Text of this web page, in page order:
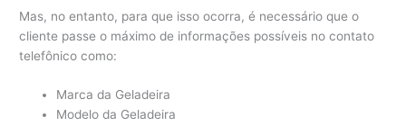
Mas, no entanto, para que isso ocorra, é necessário que o
cliente passe o máximo de informações possíveis no contato
telefônico como:
Marca da Geladeira
Modelo da Geladeira